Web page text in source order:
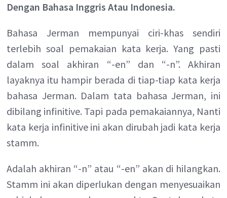
Dengan Bahasa Inggris Atau Indonesia.
Bahasa Jerman mempunyai ciri-khas sendiri
terlebih soal pemakaian kata kerja. Yang pasti
dalam soal akhiran “-en” dan “-n”. Akhiran
layaknya itu hampir berada di tiap-tiap kata kerja
bahasa Jerman. Dalam tata bahasa Jerman, ini
dibilang infinitive. Tapi pada pemakaiannya, Nanti
kata kerja infinitive ini akan dirubah jadi kata kerja
stamm.
Adalah akhiran “-n” atau “-en” akan di hilangkan.
Stamm ini akan diperlukan dengan menyesuaikan